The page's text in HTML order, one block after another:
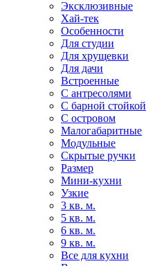
Эксклюзивные
Хай-тек
Особенности
Для студии
Для хрущевки
Для дачи
Встроенные
С антресолями
С барной стойкой
С островом
Малогабаритные
Модульные
Скрытые ручки
Размер
Мини-кухни
Узкие
3 кв. м.
5 кв. м.
6 кв. м.
9 кв. м.
Все для кухни